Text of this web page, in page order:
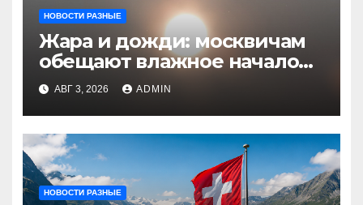
НОВОСТИ РАЗНЫЕ
Жара и дожди: москвичам
обещают влажное начало
августа
АВГ 3, 2026 ADMIN
НОВОСТИ РАЗНЫЕ